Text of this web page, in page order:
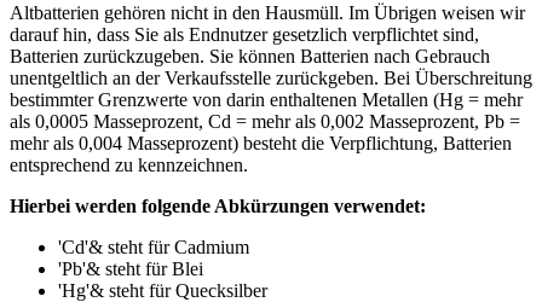
Altbatterien gehören nicht in den Hausmüll. Im Übrigen weisen wir
darauf hin, dass Sie als Endnutzer gesetzlich verpflichtet sind,
Batterien zurückzugeben. Sie können Batterien nach Gebrauch
unentgeltlich an der Verkaufsstelle zurückgeben. Bei Überschreitung
bestimmter Grenzwerte von darin enthaltenen Metallen (Hg = mehr
als 0,0005 Masseprozent, Cd = mehr als 0,002 Masseprozent, Pb =
mehr als 0,004 Masseprozent) besteht die Verpflichtung, Batterien
entsprechend zu kennzeichnen.
Hierbei werden folgende Abkürzungen verwendet:
'Cd'& steht für Cadmium
'Pb'& steht für Blei
'Hg'& steht für Quecksilber